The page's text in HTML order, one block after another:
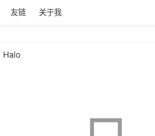
友链 关于我
Halo